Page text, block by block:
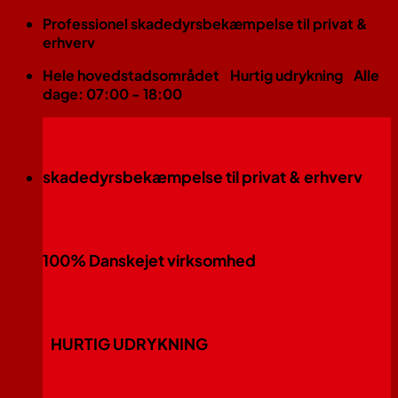
FortsætProfessionel skadedyrsbekæmpelse til privat &
erhverv
Hele hovedstadsområdet
Hurtig udrykning Alle
dage: 07:00 - 18:00
skadedyrsbekæmpelse til privat & erhverv
100% Danskejet virksomhed
HURTIG UDRYKNING